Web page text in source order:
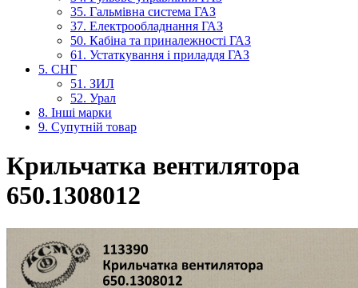
35. Гальмівна система ГАЗ
37. Електрообладнання ГАЗ
50. Кабіна та приналежності ГАЗ
61. Устаткування і приладдя ГАЗ
5. СНГ
51. ЗИЛ
52. Урал
8. Інші марки
9. Супутній товар
Крильчатка вентилятора
650.1308012